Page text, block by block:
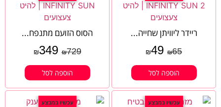
ריידר ליוויתן שחייה...
₪65
₪49
הוספה לסל
הסוס הזועם מתנפח...
₪729
₪349
הוספה לסל
עכשיו במבצע עכשיו במבצע